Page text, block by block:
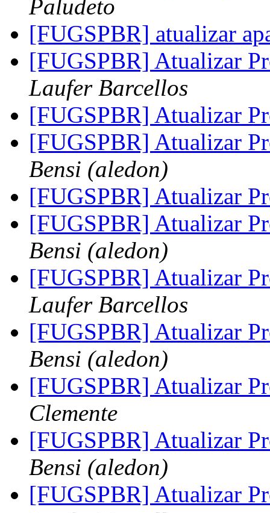
Paludeto
[FUGSPBR] atualizar
[FUGSPBR] Atualizar
Laufer Barcellos
[FUGSPBR] Atualizar
[FUGSPBR] Atualizar
Bensi (aledon)
[FUGSPBR] Atualizar
[FUGSPBR] Atualizar
Bensi (aledon)
[FUGSPBR] Atualizar
Laufer Barcellos
[FUGSPBR] Atualizar
Bensi (aledon)
[FUGSPBR] Atualizar
Clemente
[FUGSPBR] Atualizar
Bensi (aledon)
[FUGSPBR] Atualizar